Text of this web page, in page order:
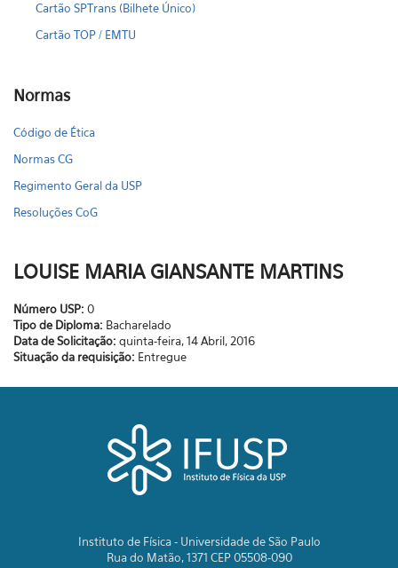
Cartão SPTrans (Bilhete Único)
Cartão TOP / EMTU
Normas
Código de Ética
Normas CG
Regimento Geral da USP
Resoluções CoG
LOUISE MARIA GIANSANTE MARTINS
Número USP: 0
Tipo de Diploma: Bacharelado
Data de Solicitação: quinta-feira, 14 Abril, 2016
Situação da requisição: Entregue
Instituto de Física - Universidade de São Paulo
Rua do Matão, 1371 CEP 05508-090